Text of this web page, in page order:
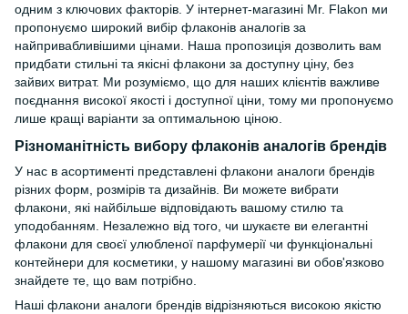
одним з ключових факторів. У інтернет-магазині Mr. Flakon ми
пропонуємо широкий вибір флаконів аналогів за
найпривабливішими цінами. Наша пропозиція дозволить вам
придбати стильні та якісні флакони за доступну ціну, без
зайвих витрат. Ми розуміємо, що для наших клієнтів важливе
поєднання високої якості і доступної ціни, тому ми пропонуємо
лише кращі варіанти за оптимальною ціною.
Різноманітність вибору флаконів аналогів брендів
У нас в асортименті представлені флакони аналоги брендів
різних форм, розмірів та дизайнів. Ви можете вибрати
флакони, які найбільше відповідають вашому стилю та
уподобанням. Незалежно від того, чи шукаєте ви елегантні
флакони для своєї улюбленої парфумерії чи функціональні
контейнери для косметики, у нашому магазині ви обов'язково
знайдете те, що вам потрібно.
Наші флакони аналоги брендів відрізняються високою якістю